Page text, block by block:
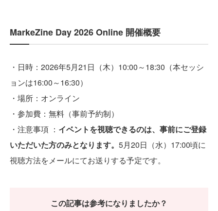
MarkeZine Day 2026 Online 開催概要
・日時：2026年5月21日（木）10:00～18:30（本セッシ
ョンは16:00～16:30）
・場所：オンライン
・参加費：無料（事前予約制）
・注意事項 ： イベントを視聴できるのは、事前にご登録
いただいた方のみとなります。 5月20日（水）17:00頃に
視聴方法をメールにてお送りする予定です。
この記事は参考になりましたか？